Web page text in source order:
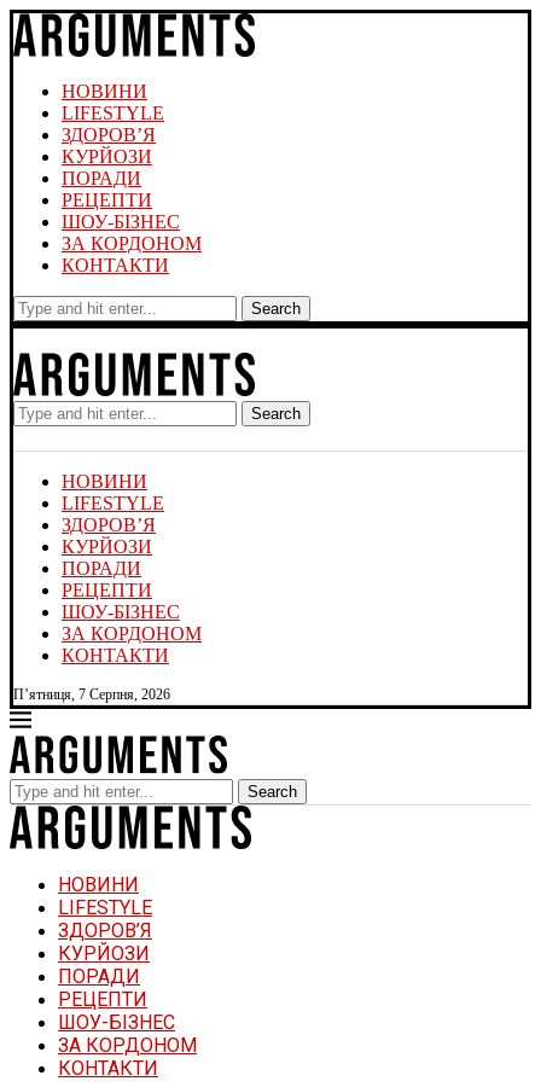
НОВИНИ
LIFESTYLE
ЗДОРОВ’Я
КУРЙОЗИ
ПОРАДИ
РЕЦЕПТИ
ШОУ-БІЗНЕС
ЗА КОРДОНОМ
КОНТАКТИ
Search
Search
НОВИНИ
LIFESTYLE
ЗДОРОВ’Я
КУРЙОЗИ
ПОРАДИ
РЕЦЕПТИ
ШОУ-БІЗНЕС
ЗА КОРДОНОМ
КОНТАКТИ
П’ятниця, 7 Серпня, 2026
Search
НОВИНИ
LIFESTYLE
ЗДОРОВ’Я
КУРЙОЗИ
ПОРАДИ
РЕЦЕПТИ
ШОУ-БІЗНЕС
ЗА КОРДОНОМ
КОНТАКТИ